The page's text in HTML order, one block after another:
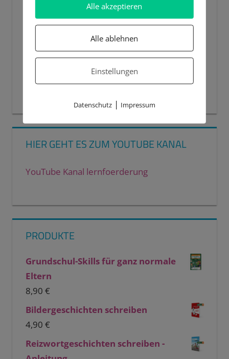
HIER GEHT ES ZUM YOUTUBE KANAL
YouTube Kanal lernfoerderung
PRODUKTE
Grundschul-Skills für ganz normale
Eltern
8,90 €
Bildergeschichten schreiben
4,90 €
Reizwortgeschichten schreiben -
Alle akzeptieren
Alle ablehnen
Einstellungen
Datenschutz| Impressum